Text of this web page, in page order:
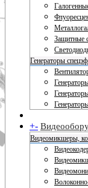
Защитные
Генераторы
+-
Видеомикшеры,